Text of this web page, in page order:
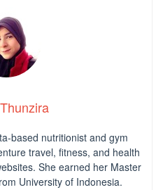
based nutritionist and gym
travel, fitness, and health
She earned her Master
University of Indonesia.